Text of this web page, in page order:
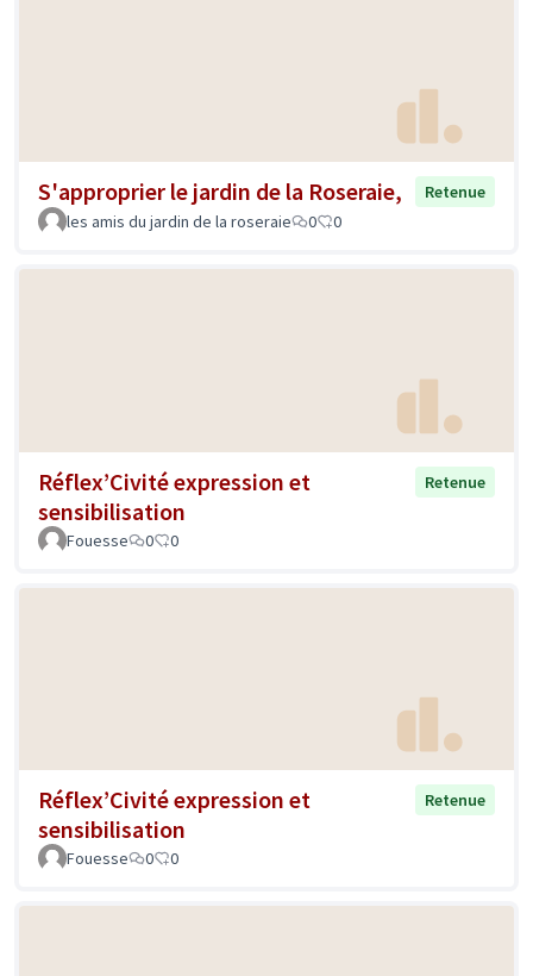
S'approprier le jardin de la Roseraie,
Retenue
les amis du jardin de la roseraie
0 0
Réflex’Civité expression et
sensibilisation
Retenue
Fouesse 0 0
Réflex’Civité expression et
sensibilisation
Retenue
Fouesse 0 0